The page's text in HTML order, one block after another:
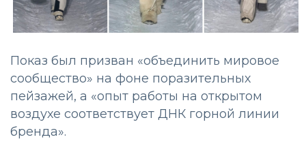
Показ был призван «объединить мировое
сообщество» на фоне поразительных
пейзажей, а «опыт работы на открытом
воздухе соответствует ДНК горной линии
бренда».